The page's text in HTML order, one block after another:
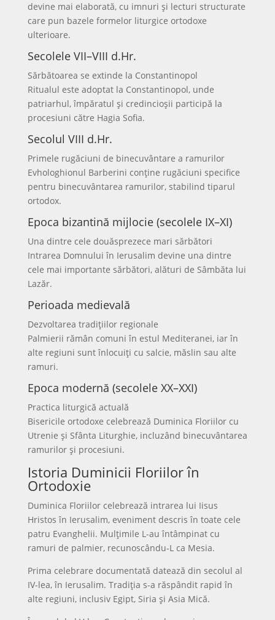
devine mai elaborată, cu imnuri și lecturi structurate
care pun bazele formelor liturgice ortodoxe
ulterioare.
Secolele VII–VIII d.Hr.
Sărbătoarea se extinde la Constantinopol
Ritualul este adoptat la Constantinopol, unde
patriarhul, împăratul și credincioșii participă la
procesiuni către Hagia Sofia.
Secolul VIII d.Hr.
Primele rugăciuni de binecuvântare a ramurilor
Evhologhionul Barberini conține rugăciuni specifice
pentru binecuvântarea ramurilor, stabilind tiparul
ortodox.
Epoca bizantină mijlocie (secolele IX–XI)
Una dintre cele douăsprezece mari sărbători
Intrarea Domnului în Ierusalim devine una dintre
cele mai importante sărbători, alături de Sâmbăta lui
Lazăr.
Perioada medievală
Dezvoltarea tradițiilor regionale
Palmierii rămân comuni în estul Mediteranei, iar în
alte regiuni sunt înlocuiți cu salcie, măslin sau alte
ramuri.
Epoca modernă (secolele XX–XXI)
Practica liturgică actuală
Bisericile ortodoxe celebrează Duminica Floriilor cu
Utrenie și Sfânta Liturghie, incluzând binecuvântarea
ramurilor și procesiuni.
Istoria Duminicii Floriilor în
Ortodoxie
Duminica Floriilor celebrează intrarea lui Iisus
Hristos în Ierusalim, eveniment descris în toate cele
patru Evanghelii. Mulțimile L-au întâmpinat cu
ramuri de palmier, recunoscându-L ca Mesia.
Prima celebrare documentată datează din secolul al
IV-lea, în Ierusalim. Tradiția s-a răspândit rapid în
alte regiuni, inclusiv Egipt, Siria și Asia Mică.